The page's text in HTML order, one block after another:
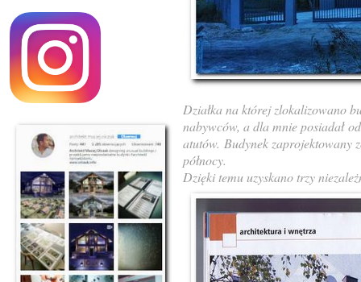
Działka na której zlokalizowano
nabywców, a dla mnie posiadał
atutów. Budynek zaprojektowany
północy.
Dzięki temu uzyskano trzy